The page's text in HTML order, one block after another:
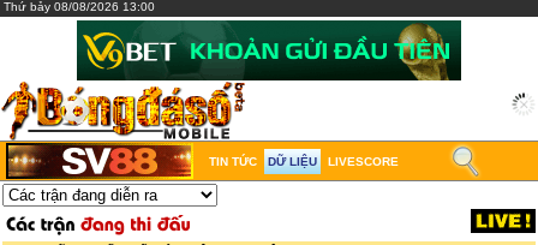
Thứ bảy 08/08/2026 13:00
TIN TỨC DỮ LIỆU LIVESCORE